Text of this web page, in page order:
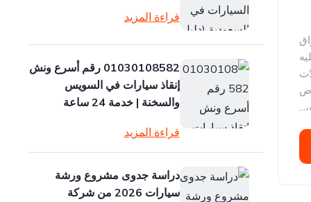
قراءة المزيد
01030108582 رقم أسرع ونش
إنقاذ سيارات في السويس
والسخنة | خدمة 24 ساعة
قراءة المزيد
دراسة جدوى مشروع ورشة
سيارات 2026 من شركة